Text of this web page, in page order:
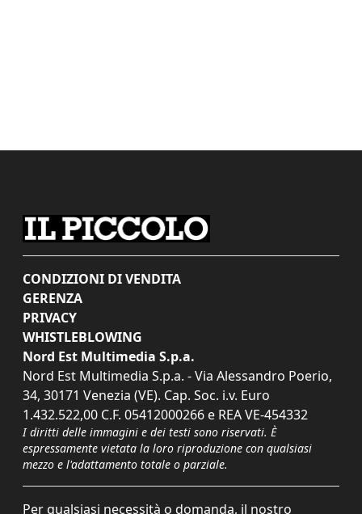
CONDIZIONI DI VENDITA
GERENZA
PRIVACY
WHISTLEBLOWING
Nord Est Multimedia S.p.a.
Nord Est Multimedia S.p.a. - Via Alessandro Poerio,
34, 30171 Venezia (VE). Cap. Soc. i.v. Euro
1.432.522,00 C.F. 05412000266 e REA VE-454332
I diritti delle immagini e dei testi sono riservati. È
espressamente vietata la loro riproduzione con qualsiasi
mezzo e l'adattamento totale o parziale.
Per qualsiasi necessità o domanda, il nostro